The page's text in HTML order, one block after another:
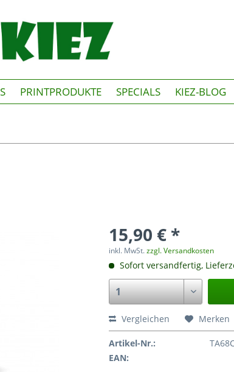
PRINTPRODUKTE SPECIALS KIEZ-BLOG
15,90 € *
inkl. MwSt.zzgl. Versandkosten
Sofort versandfertig,
Vergleichen Merken
Artikel-Nr.:
EAN: